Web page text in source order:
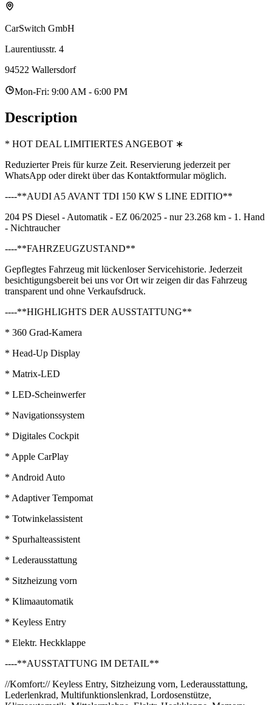
CarSwitch GmbH
Laurentiusstr. 4
94522 Wallersdorf
Mon-Fri: 9:00 AM - 6:00 PM
Description
* HOT DEAL LIMITIERTES ANGEBOT ∗
Reduzierter Preis für kurze Zeit. Reservierung jederzeit per
WhatsApp oder direkt über das Kontaktformular möglich.
----**AUDI A5 AVANT TDI 150 KW S LINE EDITIO**
204 PS Diesel - Automatik - EZ 06/2025 - nur 23.268 km - 1. Hand
- Nichtraucher
----**FAHRZEUGZUSTAND**
Gepflegtes Fahrzeug mit lückenloser Servicehistorie. Jederzeit
besichtigungsbereit bei uns vor Ort wir zeigen dir das Fahrzeug
transparent und ohne Verkaufsdruck.
----**HIGHLIGHTS DER AUSSTATTUNG**
* 360 Grad-Kamera
* Head-Up Display
* Matrix-LED
* LED-Scheinwerfer
* Navigationssystem
* Digitales Cockpit
* Apple CarPlay
* Android Auto
* Adaptiver Tempomat
* Totwinkelassistent
* Spurhalteassistent
* Lederausstattung
* Sitzheizung vorn
* Klimaautomatik
* Keyless Entry
* Elektr. Heckklappe
----**AUSSTATTUNG IM DETAIL**
//Komfort:// Keyless Entry, Sitzheizung vorn, Lederausstattung,
Lederlenkrad, Multifunktionslenkrad, Lordosenstütze,